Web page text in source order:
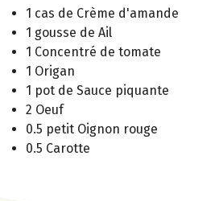
1 cas de Crème d'amande
1 gousse de Ail
1 Concentré de tomate
1 Origan
1 pot de Sauce piquante
2 Oeuf
0.5 petit Oignon rouge
0.5 Carotte